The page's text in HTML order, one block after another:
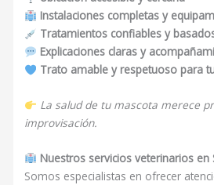
Instalaciones completas y
Tratamientos confiables y
Explicaciones claras y
Trato amable y respetuoso para
La salud de tu mascota merece
improvisación.
Nuestros servicios veterinarios en
Somos especialistas en ofrecer